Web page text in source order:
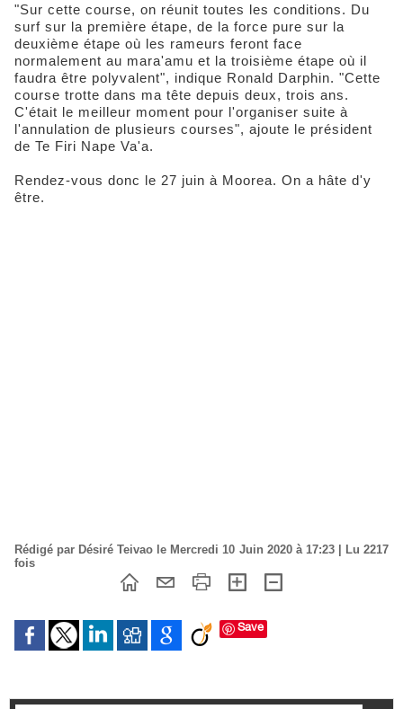
"Sur cette course, on réunit toutes les conditions. Du
surf sur la première étape, de la force pure sur la
deuxième étape où les rameurs feront face
normalement au mara'amu et la troisième étape où il
faudra être polyvalent", indique Ronald Darphin. "Cette
course trotte dans ma tête depuis deux, trois ans.
C'était le meilleur moment pour l'organiser suite à
l'annulation de plusieurs courses", ajoute le président
de Te Firi Nape Va'a.
Rendez-vous donc le 27 juin à Moorea. On a hâte d'y
être.
Rédigé par Désiré Teivao le Mercredi 10 Juin 2020 à 17:23 | Lu 2217
fois
Save